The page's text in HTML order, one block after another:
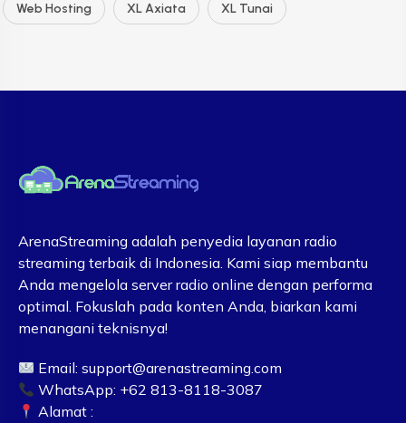
Web Hosting XL Axiata XL Tunai
ArenaStreaming adalah penyedia layanan radio
streaming terbaik di Indonesia. Kami siap membantu
Anda mengelola server radio online dengan performa
optimal. Fokuslah pada konten Anda, biarkan kami
menangani teknisnya!
Email:support@arenastreaming.com
WhatsApp: +62 813-8118-3087
Alamat :